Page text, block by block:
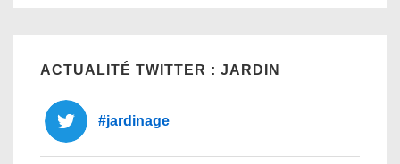
ACTUALITÉ TWITTER : JARDIN
#jardinage